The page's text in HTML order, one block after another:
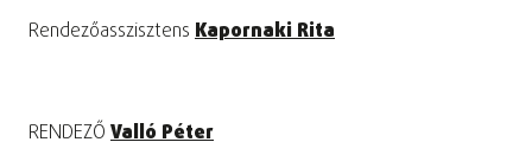
Rendezőasszisztens Kapornaki Rita
RENDEZŐ Valló Péter